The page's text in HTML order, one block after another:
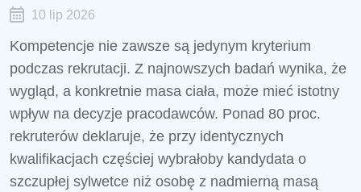
10 lip 2026
Kompetencje nie zawsze są jedynym kryterium
podczas rekrutacji. Z najnowszych badań wynika, że
wygląd, a konkretnie masa ciała, może mieć istotny
wpływ na decyzje pracodawców. Ponad 80 proc.
rekruterów deklaruje, że przy identycznych
kwalifikacjach częściej wybrałoby kandydata o
szczupłej sylwetce niż osobę z nadmierną masą